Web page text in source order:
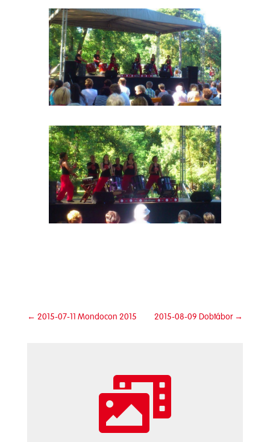
← 2015-07-11 Mondocon 2015 2015-08-09 Dobtábor→
